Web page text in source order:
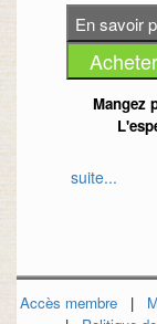
Mangez
pour la santé
suite...
Accès membre |